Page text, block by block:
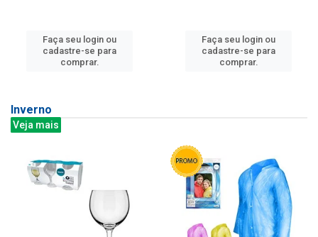
Faça seu login ou
cadastre-se para
comprar.
Faça seu login ou
cadastre-se para
comprar.
Inverno
Veja mais